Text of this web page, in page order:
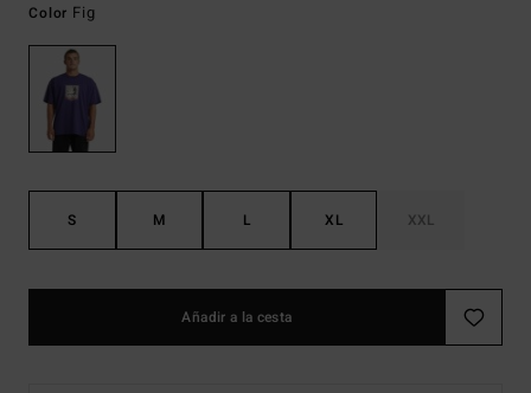
Color Fig
S M L XL XXL
Añadir a la cesta